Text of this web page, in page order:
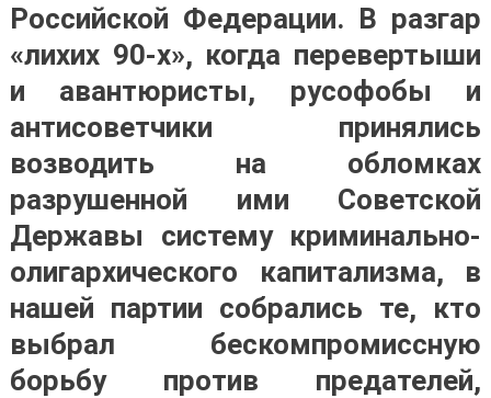
Российской Федерации. В разгар
«лихих 90-х», когда перевертыши
и авантюристы, русофобы и
антисоветчики принялись
возводить на обломках
разрушенной ими Советской
Державы систему криминально-
олигархического капитализма, в
нашей партии собрались те, кто
выбрал бескомпромиссную
борьбу против предателей,